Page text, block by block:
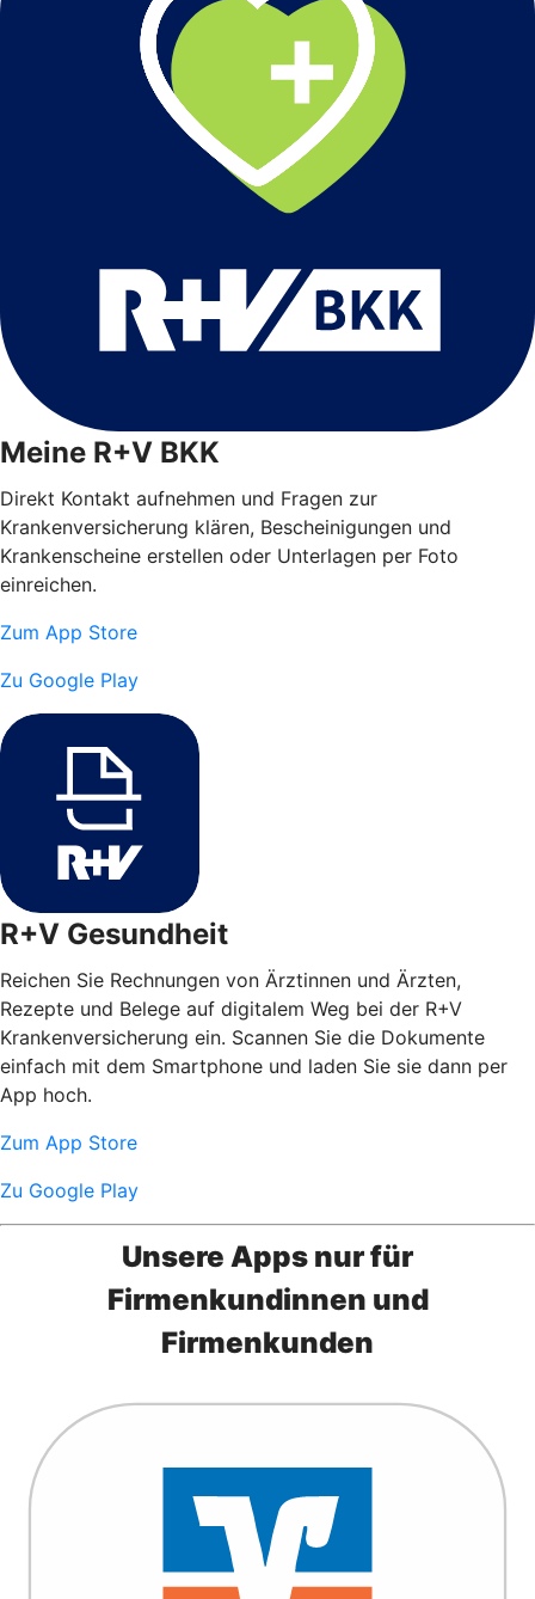
Meine R+V BKK
Direkt Kontakt aufnehmen und Fragen zur
Krankenversicherung klären, Bescheinigungen und
Krankenscheine erstellen oder Unterlagen per Foto
einreichen.
Zum App Store
Zu Google Play
R+V Gesundheit
Reichen Sie Rechnungen von Ärztinnen und Ärzten,
Rezepte und Belege auf digitalem Weg bei der R+V
Krankenversicherung ein. Scannen Sie die Dokumente
einfach mit dem Smartphone und laden Sie sie dann per
App hoch.
Zum App Store
Zu Google Play
Unsere Apps nur für
Firmenkundinnen und
Firmenkunden